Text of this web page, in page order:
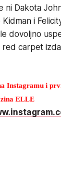
ni Dakota
i
dovoljno
red carpet
Instagramu i
ELLE